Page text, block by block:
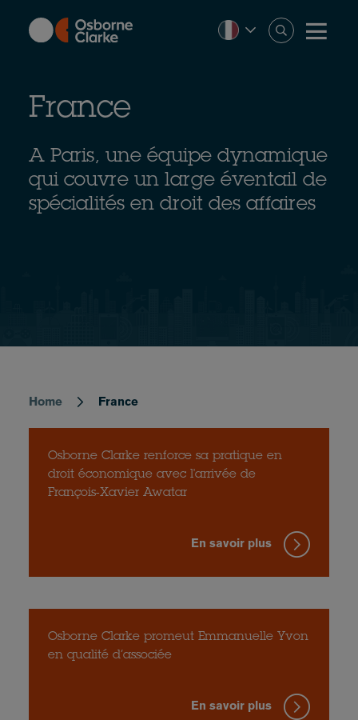
content
France
A Paris, une équipe dynamique
qui couvre un large éventail de
spécialités en droit des affaires
Breadcrumb
Home France
Osborne Clarke renforce sa pratique en
droit économique avec l'arrivée de
François-Xavier Awatar
En savoir plus
Osborne Clarke promeut Emmanuelle Yvon
en qualité d’associée
En savoir plus